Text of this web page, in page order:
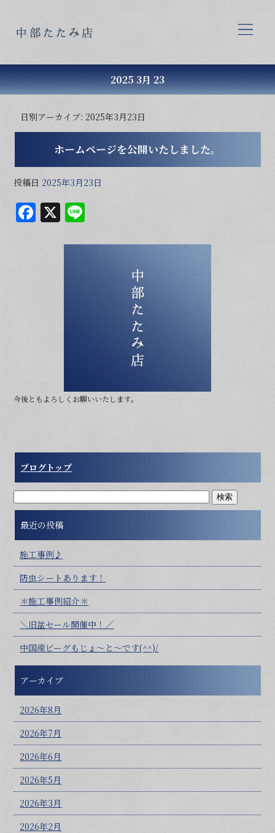
2025 3月 23
日別アーカイブ: 2025年3月23日
ホームページを公開いたしました。
投稿日 2025年3月23日
F
a
X
e
今後ともよろしくお願いいたします。
ブログトップ
最近の投稿
施工事例♪
防虫シートあります！
＊施工事例紹介＊
＼旧盆セール開催中！／
中国産ビーグもじょ～と～です(^^)/
アーカイブ
2026年8月
2026年7月
2026年6月
2026年5月
2026年3月
2026年2月